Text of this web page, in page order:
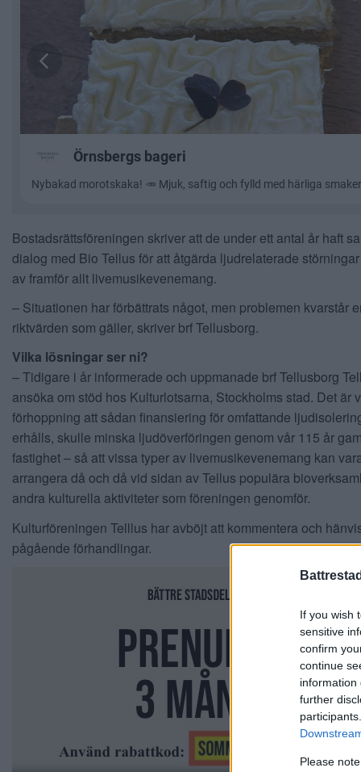
If you wish
sensitive
confirm
continue
information
further
Please
Bostadsrättsföreningen skriver att de under ett antal år haft
dialog med Bio Tellus för att åtgärda ljudrelaterade
av framför allt livemusikevenemang.
– Situationen har förbättrats något, men problemen kvarstår
riktvärden som gäller, skriver brf Tellusborg.
Vilka lösningar ser ni?
– Tidigare i år informerade och uppmanade brf Tellusborg
ansöka om stöd hos Kulturlotsarna, Stockholms stad. Det är
förhoppning att sådan finansiering för omfattande
erhålls, skulle minska ljudöverföringen genom vår 115 år
fastighet – så att vissa typer av livemusikevenemang kan
arrangera då och då vid sidan av Tellus populära
andra kulturella aktiviteter som föreningen genomför.
Kulturföreningen Telllus har avböjt att kommentera och
pågående förhandlingar.